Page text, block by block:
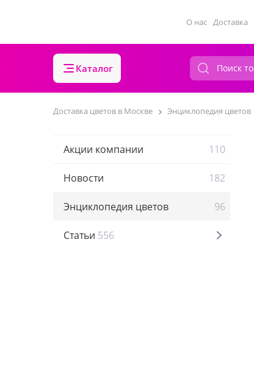
О нас Доставка
Каталог
Доставка цветов в Москве Энциклопедия цветов
Акции компании 110
Новости 182
Энциклопедия цветов 96
Статьи 556